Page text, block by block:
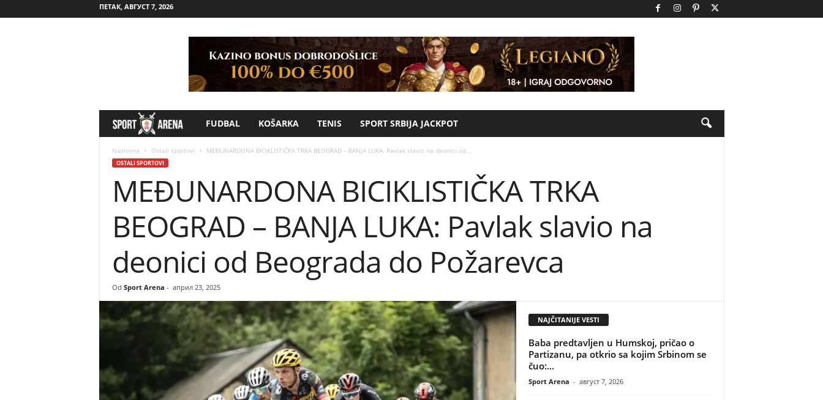
ПЕТАК, АВГУСТ 7, 2026
p
r
t
A
r
e
FUDBAL KOŠARKA TENIS SPORT SRBIJA JACKPOT
Naslovna Ostali sportovi MEĐUNARDONA BICIKLISTIČKA TRKA BEOGRAD – BANJA LUKA: Pavlak slavio na deonici od...
OSTALI SPORTOVI
MEĐUNARDONA BICIKLISTIČKA TRKA
BEOGRAD – BANJA LUKA: Pavlak slavio na
deonici od Beograda do Požarevca
Od Sport Arena - април 23, 2025
NAJČITANIJE VESTI
Baba predtavljen u Humskoj, pričao o
Partizanu, pa otkrio sa kojim Srbinom se
čuo:...
Sport Arena - август 7, 2026